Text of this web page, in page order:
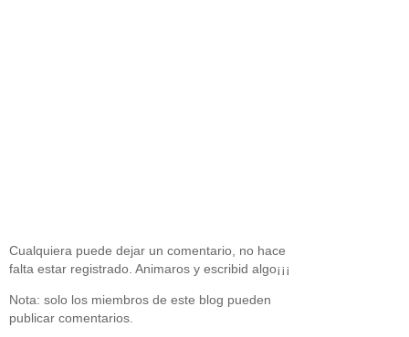
Cualquiera puede dejar un comentario, no hace
falta estar registrado. Animaros y escribid algo¡¡¡
Nota: solo los miembros de este blog pueden
publicar comentarios.